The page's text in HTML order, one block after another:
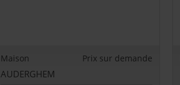
Maison Prix sur demande
AUDERGHEM